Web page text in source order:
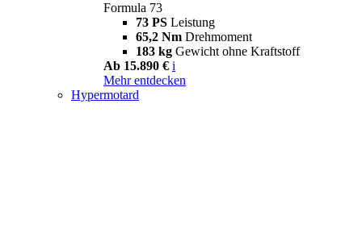
Formula 73
73 PS Leistung
65,2 Nm Drehmoment
183 kg Gewicht ohne Kraftstoff
Ab 15.890 € i
Mehr entdecken
Hypermotard